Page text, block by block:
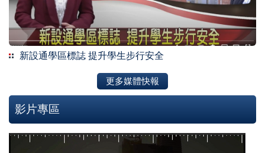
新設通學區標誌 提升學生步行安全
更多媒體快報
影片專區